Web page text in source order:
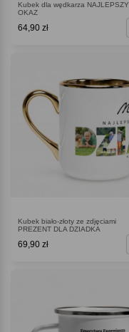
Kubek dla wędkarza NAJLEPSZY
OKAZ
64,90 zł
Kubek biało-złoty ze zdjęciami
PREZENT DLA DZIADKA
69,90 zł